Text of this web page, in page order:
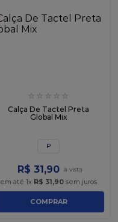
☆ ☆ ☆ ☆ ☆
Calça De Tactel Preta
Global Mix
P
R$ 31,90
em até 1x R$ 31,90 sem juros
COMPRAR